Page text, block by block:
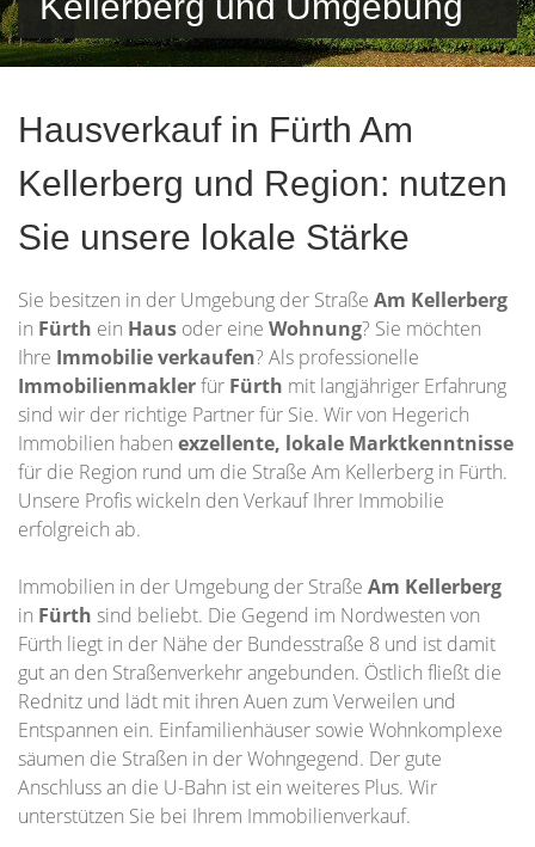
Hausverkauf in Fürth Am
Kellerberg und Region: nutzen
Sie unsere lokale Stärke
Sie besitzen in der Umgebung der Straße Am Kellerberg
in Fürth ein Haus oder eine Wohnung? Sie möchten
Ihre Immobilieverkaufen? Als professionelle
Immobilienmaklerfür Fürth mit langjähriger Erfahrung
sind wir der richtige Partner für Sie. Wir von Hegerich
Immobilien haben exzellente, lokale Marktkenntnisse
für die Region rund um die Straße Am Kellerberg in Fürth.
Unsere Profis wickeln den Verkauf Ihrer Immobilie
erfolgreich ab.
Immobilien in der Umgebung der Straße Am Kellerberg
in Fürth sind beliebt. Die Gegend im Nordwesten von
Fürth liegt in der Nähe der Bundesstraße 8 und ist damit
gut an den Straßenverkehr angebunden. Östlich fließt die
Rednitz und lädt mit ihren Auen zum Verweilen und
Entspannen ein. Einfamilienhäuser sowie Wohnkomplexe
säumen die Straßen in der Wohngegend. Der gute
Anschluss an die U-Bahn ist ein weiteres Plus. Wir
unterstützen Sie bei Ihrem Immobilienverkauf.